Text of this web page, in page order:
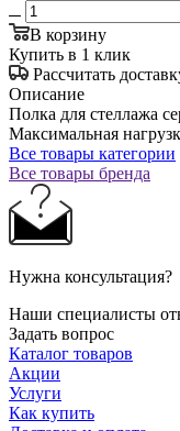
В корзину
Купить в 1 клик
Рассчитать
Описание
Полка для стеллажа
Максимальная
Все товары категории
Все товары бренда
Нужна консультация?
Наши специалисты
Задать вопрос
Каталог товаров
Акции
Услуги
Как купить